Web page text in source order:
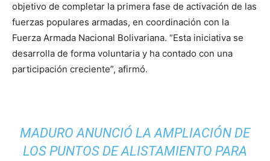
objetivo de completar la primera fase de activación de las
fuerzas populares armadas, en coordinación con la
Fuerza Armada Nacional Bolivariana. “Esta iniciativa se
desarrolla de forma voluntaria y ha contado con una
participación creciente”, afirmó.
MADURO ANUNCIÓ LA AMPLIACIÓN DE
LOS PUNTOS DE ALISTAMIENTO PARA